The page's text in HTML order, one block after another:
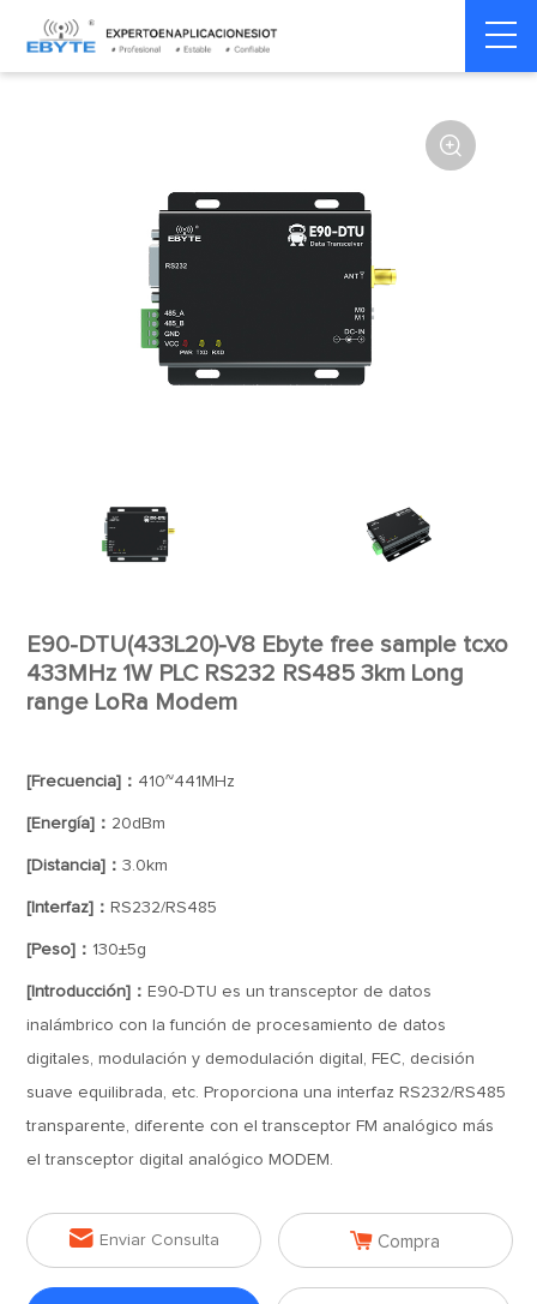
Home > Módem >
inalámbrico

E90-DTU(433L20)-V8 Ebyte free sample tcxo
433MHz 1W PLC RS232 RS485 3km Long
range LoRa Modem
[Frecuencia]： 410~441MHz
[Energía]： 20dBm
[Distancia]：3.0km
[Interfaz]： RS232/RS485
[Peso]： 130±5g
[Introducción]： E90-DTU es un transceptor de datos
inalámbrico con la función de procesamiento de datos
digitales, modulación y demodulación digital, FEC, decisión
suave equilibrada, etc. Proporciona una interfaz RS232/RS485
transparente, diferente con el transceptor FM analógico más
el transceptor digital analógico MODEM.
 Enviar Consulta  Compra